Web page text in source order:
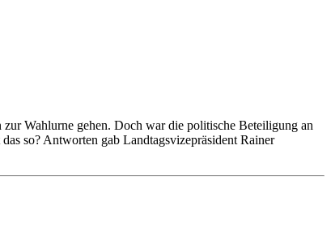
Wahlurne gehen. Doch war die politische Beteiligung an
so? Antworten gab Landtagsvizepräsident Rainer